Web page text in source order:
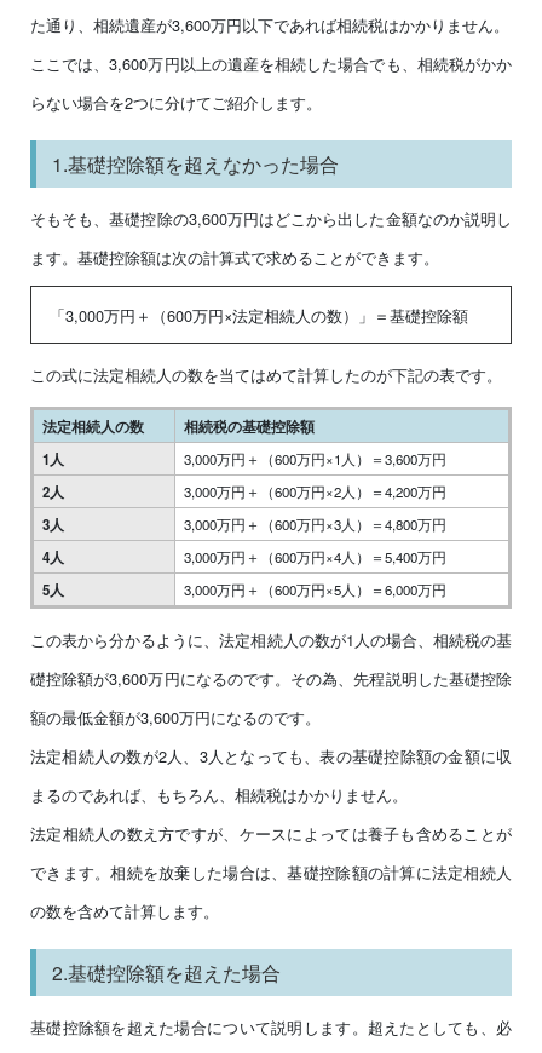
た通り、相続遺産が3,600万円以下であれば相続税はかかりません。
ここでは、3,600万円以上の遺産を相続した場合でも、相続税がかか
らない場合を2つに分けてご紹介します。
1.基礎控除額を超えなかった場合
そもそも、基礎控除の3,600万円はどこから出した金額なのか説明し
ます。基礎控除額は次の計算式で求めることができます。
「3,000万円＋（600万円×法定相続人の数）」＝基礎控除額
この式に法定相続人の数を当てはめて計算したのが下記の表です。
法定相続人の数
相続税の基礎控除額
1人
3,000万円＋（600万円×1人）＝3,600万円
2人 3,000万円＋（600万円×2人）＝4,200万円
3人 3,000万円＋（600万円×3人）＝4,800万円
4人 3,000万円＋（600万円×4人）＝5,400万円
5人 3,000万円＋（600万円×5人）＝6,000万円
この表から分かるように、法定相続人の数が1人の場合、相続税の基
礎控除額が3,600万円になるのです。その為、先程説明した基礎控除
額の最低金額が3,600万円になるのです。
法定相続人の数が2人、3人となっても、表の基礎控除額の金額に収
まるのであれば、もちろん、相続税はかかりません。
法定相続人の数え方ですが、ケースによっては養子も含めることが
できます。相続を放棄した場合は、基礎控除額の計算に法定相続人
の数を含めて計算します。
2.基礎控除額を超えた場合
基礎控除額を超えた場合について説明します。超えたとしても、必